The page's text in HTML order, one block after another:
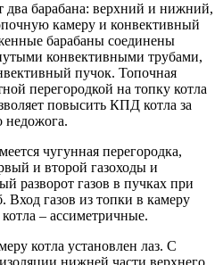
барабана: верхний и нижний,
камеру и конвективный
барабаны соединены
конвективными трубами,
пучок. Топочная
перегородкой на топку котла
повысить КПД котла за
недожога.
чугунная перегородка,
и второй газоходы и
разворот газов в пучках при
газов из топки в камеру
– ассиметричные.
котла установлен лаз. С